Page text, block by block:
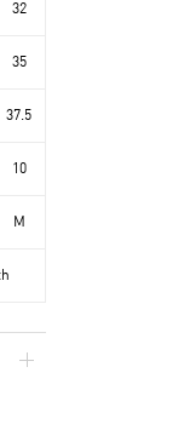
32
35
37.5
10
M